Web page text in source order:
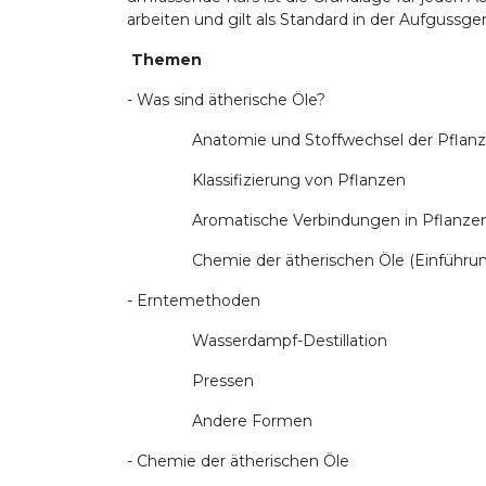
arbeiten und gilt als Standard in der
Themen
- Was sind ätherische Öle?
Anatomie und Stoffwechsel der
Klassifizierung von Pflanzen
Aromatische Verbindungen in
Chemie der ätherischen Öle
- Erntemethoden
Wasserdampf-Destillation
Pressen
Andere Formen
- Chemie der ätherischen Öle